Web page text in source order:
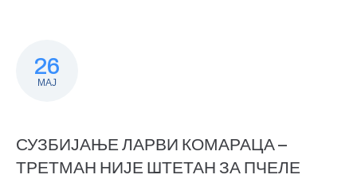
26
МАЈ
СУЗБИЈАЊЕ ЛАРВИ КОМАРАЦА –
ТРЕТМАН НИЈЕ ШТЕТАН ЗА ПЧЕЛЕ